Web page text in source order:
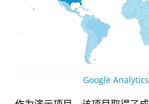
Google